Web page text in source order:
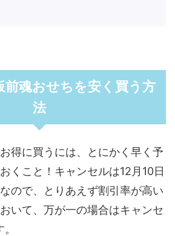
前魂おせちを安く買う方
法
得に買うには、とにかく早く予
くこと！キャンセルは12月10日
ので、とりあえず割引率が高い
いて、万が一の場合はキャンセ